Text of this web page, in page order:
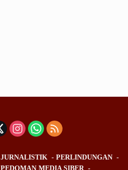
PERLINDUNGAN
PEDOMAN MEDIA SIBER